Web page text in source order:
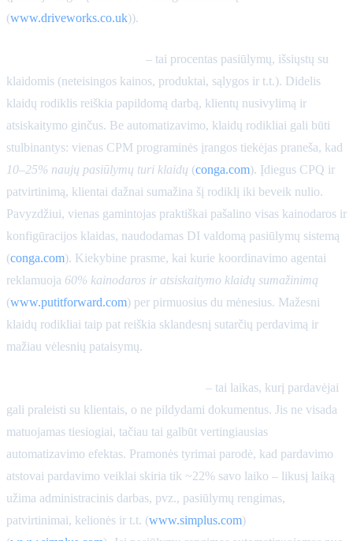
(www.driveworks.co.uk)).
– tai procentas pasiūlymų, išsiųstų su
klaidomis (neteisingos kainos, produktai, sąlygos ir t.t.). Didelis
klaidų rodiklis reiškia papildomą darbą, klientų nusivylimą ir
atsiskaitymo ginčus. Be automatizavimo, klaidų rodikliai gali būti
stulbinantys: vienas CPM programinės įrangos tiekėjas praneša, kad
10–25% naujų pasiūlymų turi klaidų (conga.com). Įdiegus CPQ ir
patvirtinimą, klientai dažnai sumažina šį rodiklį iki beveik nulio.
Pavyzdžiui, vienas gamintojas praktiškai pašalino visas kainodaros ir
konfigūracijos klaidas, naudodamas DI valdomą pasiūlymų sistemą
(conga.com). Kiekybine prasme, kai kurie koordinavimo agentai
reklamuoja 60% kainodaros ir atsiskaitymo klaidų sumažinimą
(www.putitforward.com) per pirmuosius du mėnesius. Mažesni
klaidų rodikliai taip pat reiškia sklandesnį sutarčių perdavimą ir
mažiau vėlesnių pataisymų.
– tai laikas, kurį pardavėjai
gali praleisti su klientais, o ne pildydami dokumentus. Jis ne visada
matuojamas tiesiogiai, tačiau tai galbūt vertingiausias
automatizavimo efektas. Pramonės tyrimai parodė, kad pardavimo
atstovai pardavimo veiklai skiria tik ~22% savo laiko – likusį laiką
užima administracinis darbas, pvz., pasiūlymų rengimas,
patvirtinimai, kelionės ir t.t. (www.simplus.com)